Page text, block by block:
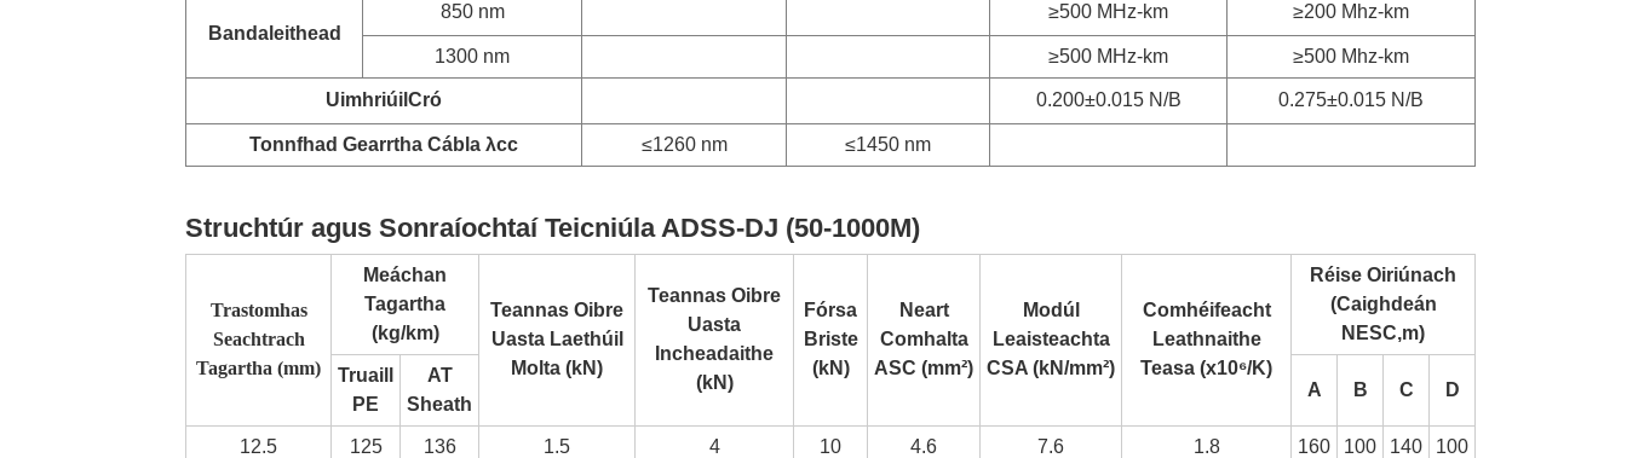
Bandaleithead
850 nm ≥500 MHz-km ≥200 Mhz-km
1300 nm ≥500 MHz-km ≥500 Mhz-km
Uimhriúil Cró 0.200±0.015 N/B 0.275±0.015 N/B
Tonnfhad Gearrtha Cábla λcc ≤1260 nm ≤1450 nm
Struchtúr agus Sonraíochtaí Teicniúla ADSS-DJ (50-1000M)
Trastomhas
Seachtrach
Tagartha (mm)
Meáchan
Tagartha
(kg/km)
Teannas Oibre
Uasta Laethúil
Molta (kN)
Teannas Oibre
Uasta
Incheadaithe
(kN)
Fórsa
Briste
(kN)
Neart
Comhalta
ASC (mm²)
Modúl
Leaisteachta
CSA (kN/mm²)
Comhéifeacht
Leathnaithe
Teasa (x10⁶/K)
Réise Oiriúnach
(Caighdeán
NESC,m)
Truaill
PE
AT
Sheath
A B C D
12.5 125 136 1.5 4 10 4.6 7.6 1.8 160 100 140 100